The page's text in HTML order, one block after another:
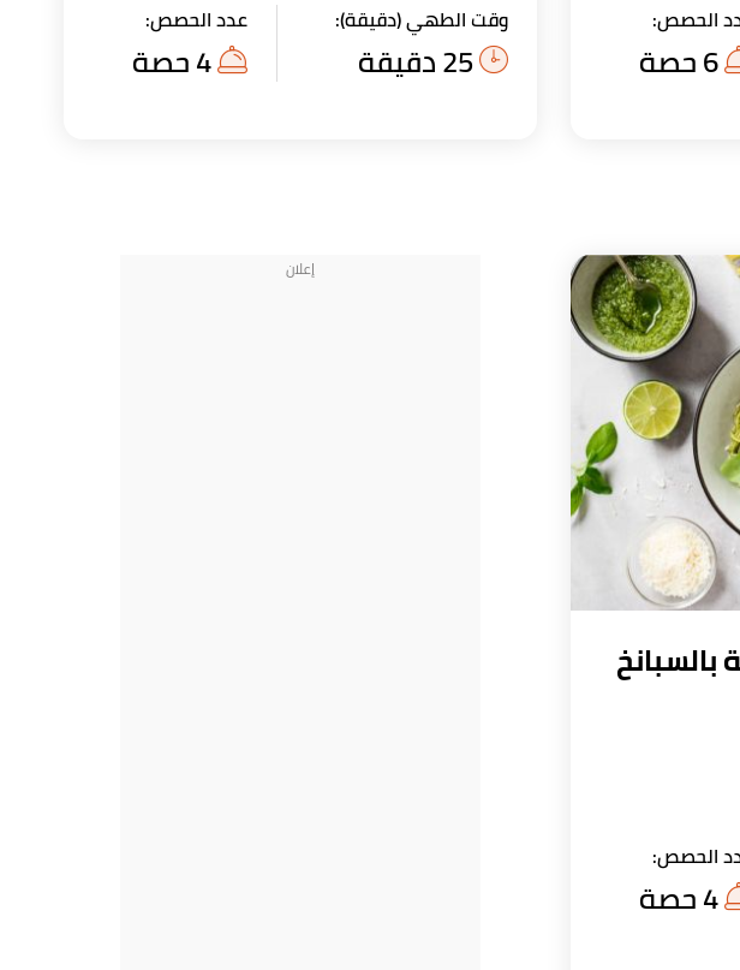
الحصص:
6 حصة
وقت الطهي (دقيقة):
25 دقيقة
عدد الحصص:
4 حصة
الحصص:
4 حصة